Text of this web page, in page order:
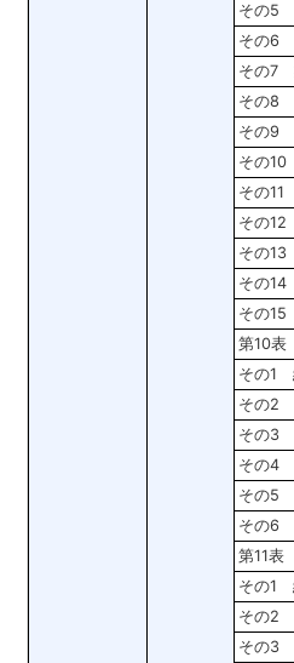
その5
その6
その7
その8
その9
その
その
その
その
その
その
第10表
その1
その2
その3
その4
その5
その6
第11表
その1
その2
その3